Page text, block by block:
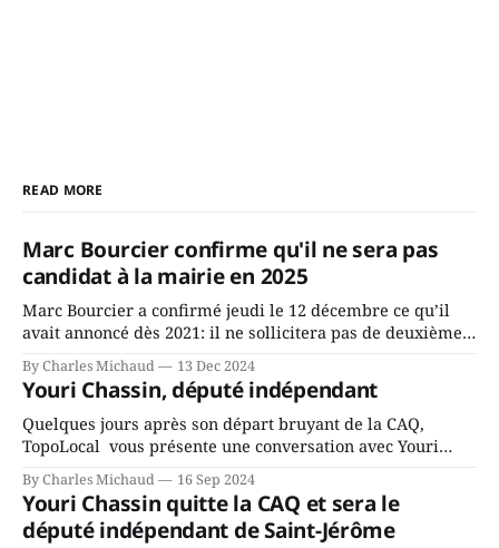
READ MORE
Marc Bourcier confirme qu'il ne sera pas
candidat à la mairie en 2025
Marc Bourcier a confirmé jeudi le 12 décembre ce qu’il
avait annoncé dès 2021: il ne sollicitera pas de deuxième
mandat à titre de maire de Saint-Jérôme. Bourcier en a
fait l’annonce en s’adressant aux employés de la ville,
rassemblés en soirée pour leur traditionnel souper
By Charles Michaud 13 Dec 2024
Youri Chassin, député indépendant
Quelques jours après son départ bruyant de la CAQ,
TopoLocal vous présente une conversation avec Youri
Chassin. Nous avons causé de sa décision. Y songeait-il
depuis longtemps? Sera-t-il candidat indépendant dans 2
ans? Joindrait-il un autre parti, par exemple les
conservateurs d’Éric Duhaime? Que lui
By Charles Michaud 16 Sep 2024
Youri Chassin quitte la CAQ et sera le
député indépendant de Saint-Jérôme